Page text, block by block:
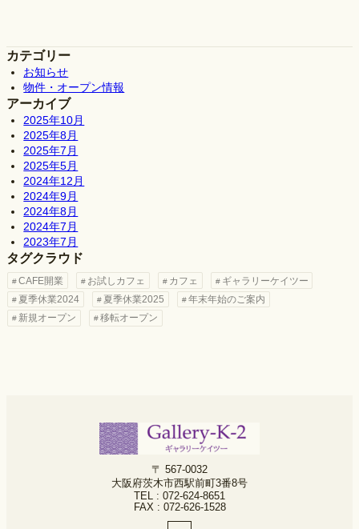
カテゴリー
お知らせ
物件・オープン情報
アーカイブ
2025年10月
2025年8月
2025年7月
2025年5月
2024年12月
2024年9月
2024年8月
2024年7月
2023年7月
タグクラウド
CAFE開業 お試しカフェ カフェ
ギャラリーケイツー
夏季休業2024
夏季休業2025
年末年始のご案内
新規オープン
移転オープン
〒 567-0032
大阪府茨木市西駅前町3番8号
TEL : 072-624-8651
FAX : 072-626-1528